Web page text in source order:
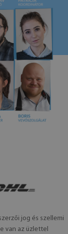
jog és szellemi
van az üzlettel